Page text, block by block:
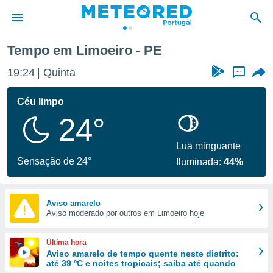
da
foi
fornecidas
a este
das
e
forma
digital
Tempo em Limoeiro - PE
19:24 Quinta ...
Céu limpo
24°
Sensação de 24°
Lua minguante
Iluminada:44%
Aviso amarelo
Aviso moderado por outros em Limoeiro hoje
Última hora
Aviso amarelo de tempo quente neste distrito:
até 39 ºC e noites tropicais; saiba até quando